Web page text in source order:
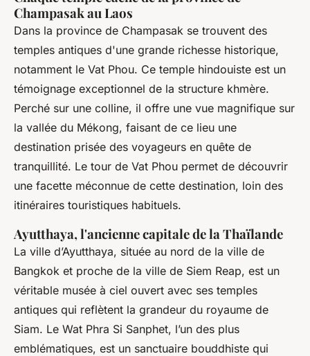
Champasak au Laos
Dans la province de Champasak se trouvent des
temples antiques d'une grande richesse historique,
notamment le Vat Phou. Ce temple hindouiste est un
témoignage exceptionnel de la structure khmère.
Perché sur une colline, il offre une vue magnifique sur
la vallée du Mékong, faisant de ce lieu une
destination prisée des voyageurs en quête de
tranquillité. Le tour de Vat Phou permet de découvrir
une facette méconnue de cette destination, loin des
itinéraires touristiques habituels.
Ayutthaya, l'ancienne capitale de la Thaïlande
La ville d’Ayutthaya, située au nord de la ville de
Bangkok et proche de la ville de Siem Reap, est un
véritable musée à ciel ouvert avec ses temples
antiques qui reflètent la grandeur du royaume de
Siam. Le Wat Phra Si Sanphet, l’un des plus
emblématiques, est un sanctuaire bouddhiste qui